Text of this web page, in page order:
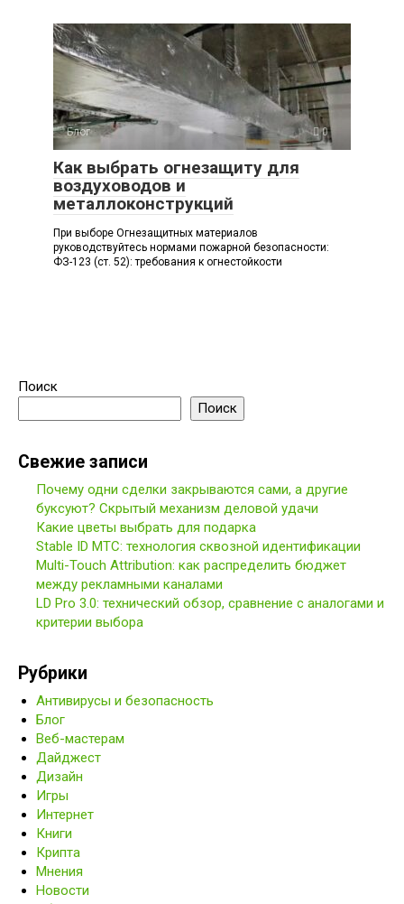
Блог 0
Как выбрать огнезащиту для
воздуховодов и
металлоконструкций
При выборе Огнезащитных материалов
руководствуйтесь нормами пожарной безопасности:
ФЗ-123 (ст. 52): требования к огнестойкости
Поиск
Поиск
Свежие записи
Почему одни сделки закрываются сами, а другие
буксуют? Скрытый механизм деловой удачи
Какие цветы выбрать для подарка
Stable ID МТС: технология сквозной идентификации
Multi-Touch Attribution: как распределить бюджет
между рекламными каналами
LD Pro 3.0: технический обзор, сравнение с аналогами и
критерии выбора
Рубрики
Антивирусы и безопасность
Блог
Веб-мастерам
Дайджест
Дизайн
Игры
Интернет
Книги
Крипта
Мнения
Новости